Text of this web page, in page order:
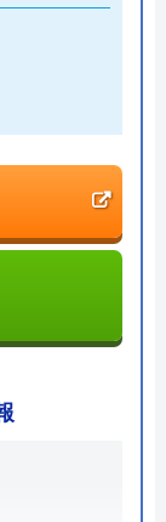
いつ相談し
までは一切
です。
イレや排水
のことなら
だけで3,000
ておきたい